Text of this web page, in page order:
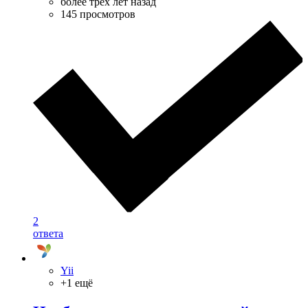
145 просмотров
2
ответа
Yii
+1 ещё